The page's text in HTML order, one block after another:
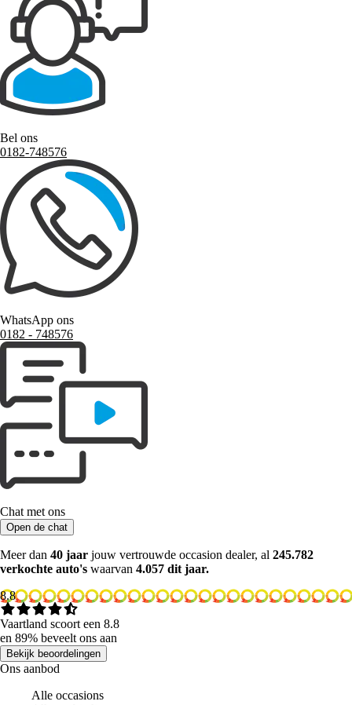
Bel ons
0182-748576
WhatsApp ons
0182 ‑ 748576
Chat met ons
Open de chat
Meer dan 40 jaar jouw vertrouwde occasion dealer, al 245.782
verkochte auto's waarvan 4.057 dit jaar.
8.8
Vaartland scoort een 8.8
en 89% beveelt ons aan
Bekijk beoordelingen
Ons aanbod
Alle occasions